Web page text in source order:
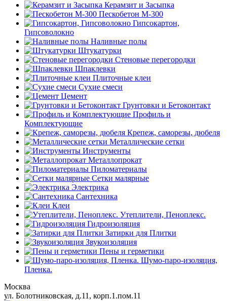
Керамзит и Засыпка
Пескобетон М-300
Гипсокартон,
Гипсоволокно
Наливные полы
Штукатурки
Стеновые перегородки
Шпаклевки
Плиточные клеи
Сухие смеси
Цемент
Грунтовки и Бетоконтакт
Профиль и
Комплектующие
Крепеж, саморезы, дюбеля
Металлические сетки
Инструменты
Металлопрокат
Пиломатериалы
Сетки малярные
Электрика
Сантехника
Клеи
Утеплители, Пеноплекс.
Гидроизоляция
Затирки для Плитки
Звукоизоляция
Пены и герметики
Шумо-паро-изоляция,
Пленка.
Москва
ул. Болотниковская, д.11, корп.1.пом.11